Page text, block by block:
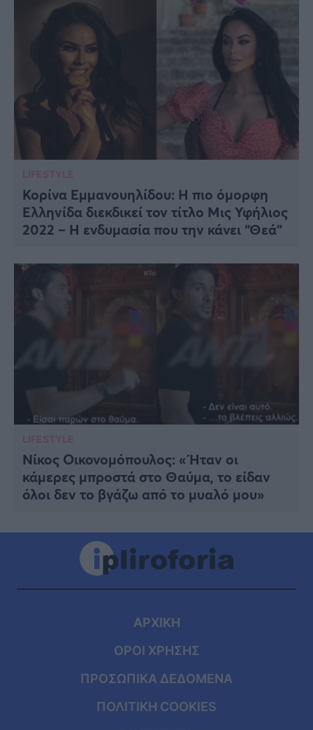
LIFESTYLE
Κορίνα Εμμανουηλίδου: Η πιο όμορφη
Ελληνίδα διεκδικεί τον τίτλο Μις Υφήλιος
2022 – Η ενδυμασία που την κάνει “Θεά”
LIFESTYLE
Νίκος Οικονομόπουλος: « Ήταν οι
κάμερες μπροστά στο Θαύμα, το είδαν
όλοι δεν το βγάζω από το μυαλό μου»
ΑΡΧΙΚΗ
ΟΡΟΙ ΧΡΗΣΗΣ
ΠΡΟΣΩΠΙΚΑ ΔΕΔΟΜΕΝΑ
ΠΟΛΙΤΙΚΗ COOKIES